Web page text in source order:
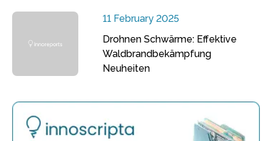
11 February 2025
Drohnen Schwärme: Effektive
Waldbrandbekämpfung
Neuheiten